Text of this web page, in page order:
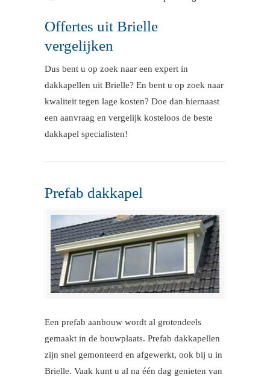
Offertes uit Brielle
vergelijken
Dus bent u op zoek naar een expert in
dakkapellen uit Brielle? En bent u op zoek naar
kwaliteit tegen lage kosten? Doe dan hiernaast
een aanvraag en vergelijk kosteloos de beste
dakkapel specialisten!
Prefab dakkapel
Een prefab aanbouw wordt al grotendeels
gemaakt in de bouwplaats. Prefab dakkapellen
zijn snel gemonteerd en afgewerkt, ook bij u in
Brielle. Vaak kunt u al na één dag genieten van